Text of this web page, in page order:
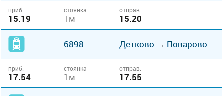
приб.
15.19
стоянка
1м
отправ.
15.20
6898 Детково → Поварово
приб.
17.54
стоянка
1м
отправ.
17.55